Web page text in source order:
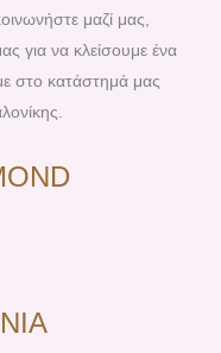
μαζί μας,
για να κλείσουμε ένα
στο κατάστημά μας